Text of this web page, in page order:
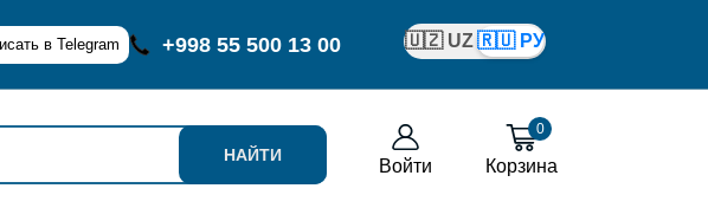
в Telegram +998 55 500 13 00 🇺🇿 UZ🇷🇺 РУ
НАЙТИ
Войти
0
Корзина